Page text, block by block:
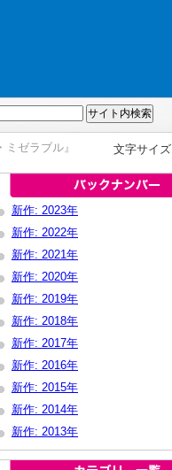
文字サイズ
ゼラブル』
新作: 2023年
新作: 2022年
新作: 2021年
新作: 2020年
新作: 2019年
新作: 2018年
新作: 2017年
新作: 2016年
新作: 2015年
新作: 2014年
新作: 2013年